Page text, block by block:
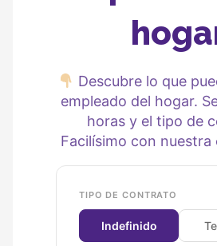
Descubre lo que
empleado del hogar.
horas y el tipo de
Facilísimo con nuestra
TIPO DE CONTRATO
Indefinido